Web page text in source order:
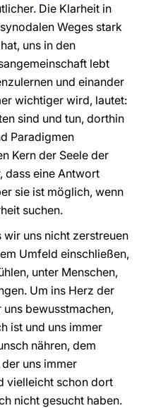
Die Klarheit in
Weges stark
uns in den
lebt
und einander
wichtiger wird, lautet:
sind und tun, dorthin
Paradigmen
Kern der Seele der
dass eine Antwort
sie ist möglich, wenn
suchen.
uns nicht zerstreuen
Umfeld einschließen,
unter Menschen,
Um ins Herz der
bewusstmachen,
ist und uns immer
nähren, dem
uns immer
vielleicht schon dort
nicht gesucht haben.